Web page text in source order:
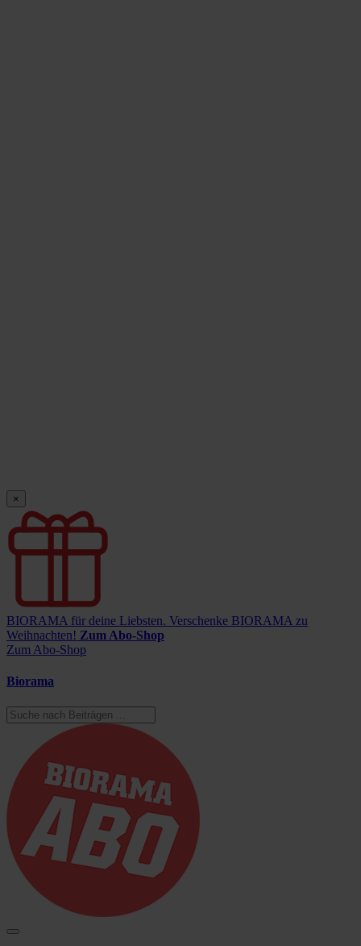
×
BIORAMA für deine Liebsten. Verschenke BIORAMA zu
Weihnachten! Zum Abo-Shop
Zum Abo-Shop
Biorama